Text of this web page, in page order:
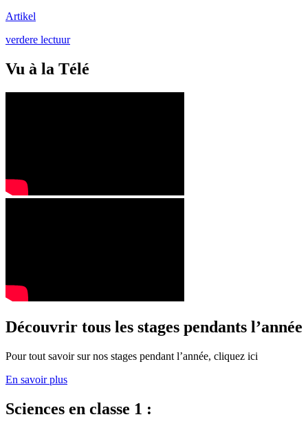
Artikel
verdere lectuur
Vu à la Télé
Découvrir tous les stages pendants l’année
Pour tout savoir sur nos stages pendant l’année, cliquez ici
En savoir plus
Sciences en classe 1 :